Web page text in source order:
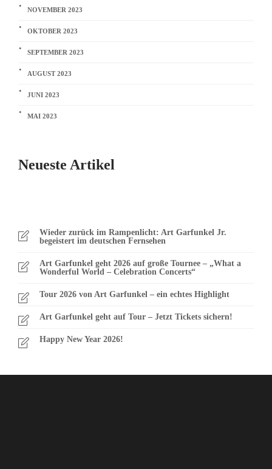
NOVEMBER 2023
OKTOBER 2023
SEPTEMBER 2023
AUGUST 2023
JUNI 2023
MAI 2023
Neueste Artikel
Wieder zurück im Rampenlicht: Art Garfunkel Jr.
begeistert im deutschen Fernsehen
Art Garfunkel geht 2026 auf große Tournee – „What a
Wonderful World – Celebration Concerts“
Tour 2026 von Art Garfunkel – ein echtes Highlight
Art Garfunkel geht auf Tour – Jetzt Tickets sichern!
Happy New Year 2026!